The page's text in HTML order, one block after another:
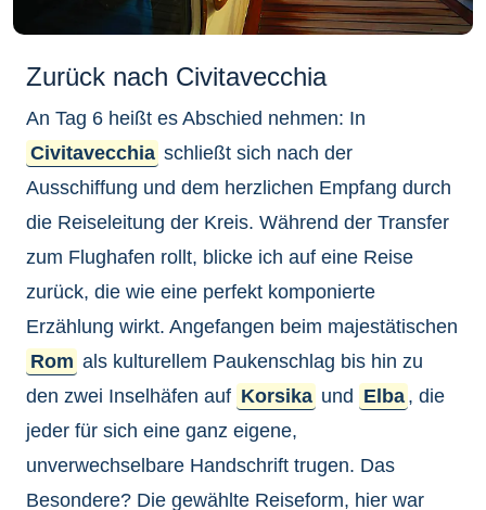
Zurück nach Civitavecchia
An Tag 6 heißt es Abschied nehmen: In
Civitavecchia schließt sich nach der
Ausschiffung und dem herzlichen Empfang durch
die Reiseleitung der Kreis. Während der Transfer
zum Flughafen rollt, blicke ich auf eine Reise
zurück, die wie eine perfekt komponierte
Erzählung wirkt. Angefangen beim majestätischen
Rom als kulturellem Paukenschlag bis hin zu
den zwei Inselhäfen auf Korsika und Elba , die
jeder für sich eine ganz eigene,
unverwechselbare Handschrift trugen. Das
Besondere? Die gewählte Reiseform, hier war